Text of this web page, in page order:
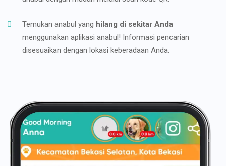
Temukan anabul yang hilang di sekitar Anda
menggunakan aplikasi anabul! Informasi pencarian
disesuaikan dengan lokasi keberadaan Anda.